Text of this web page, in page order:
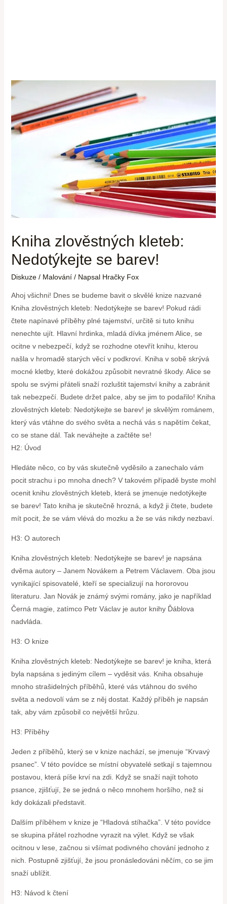
Kniha zlověstných kleteb:
Nedotýkejte se barev!
Diskuze / Malování/ Napsal Hračky Fox
Ahoj všichni! Dnes se budeme bavit o skvělé knize nazvané
Kniha zlověstných kleteb: Nedotýkejte se barev! Pokud rádi
čtete napínavé příběhy plné tajemství, určitě si tuto knihu
nenechte ujít. Hlavní hrdinka, mladá dívka jménem Alice, se
ocitne v nebezpečí, když se rozhodne otevřít knihu, kterou
našla v hromadě starých věcí v podkroví. Kniha v sobě skrývá
mocné kletby, které dokážou způsobit nevratné škody. Alice se
spolu se svými přáteli snaží rozluštit tajemství knihy a zabránit
tak nebezpečí. Budete držet palce, aby se jim to podařilo! Kniha
zlověstných kleteb: Nedotýkejte se barev! je skvělým románem,
který vás vtáhne do svého světa a nechá vás s napětím čekat,
co se stane dál. Tak neváhejte a začtěte se!
H2: Úvod
Hledáte něco, co by vás skutečně vyděsilo a zanechalo vám
pocit strachu i po mnoha dnech? V takovém případě byste mohl
ocenit knihu zlověstných kleteb, která se jmenuje nedotýkejte
se barev! Tato kniha je skutečně hrozná, a když ji čtete, budete
mít pocit, že se vám vlévá do mozku a že se vás nikdy nezbaví.
H3: O autorech
Kniha zlověstných kleteb: Nedotýkejte se barev! je napsána
dvěma autory – Janem Novákem a Petrem Václavem. Oba jsou
vynikající spisovatelé, kteří se specializují na hororovou
literaturu. Jan Novák je známý svými romány, jako je například
Černá magie, zatímco Petr Václav je autor knihy Ďáblova
nadvláda.
H3: O knize
Kniha zlověstných kleteb: Nedotýkejte se barev! je kniha, která
byla napsána s jediným cílem – vyděsit vás. Kniha obsahuje
mnoho strašidelných příběhů, které vás vtáhnou do svého
světa a nedovolí vám se z něj dostat. Každý příběh je napsán
tak, aby vám způsobil co největší hrůzu.
H3: Příběhy
Jeden z příběhů, který se v knize nachází, se jmenuje “Krvavý
psanec”. V této povídce se místní obyvatelé setkají s tajemnou
postavou, která píše krví na zdi. Když se snaží najít tohoto
psance, zjišťují, že se jedná o něco mnohem horšího, než si
kdy dokázali představit.
Dalším příběhem v knize je “Hladová stíhačka”. V této povídce
se skupina přátel rozhodne vyrazit na výlet. Když se však
ocitnou v lese, začnou si všímat podivného chování jednoho z
nich. Postupně zjišťují, že jsou pronásledováni něčím, co se jim
snaží ublížit.
H3: Návod k čtení